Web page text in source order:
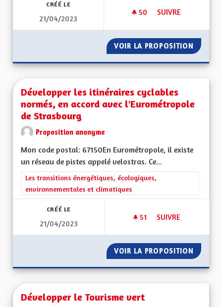
CRÉÉ LE
21/04/2023
50 50 ABONNÉS
SUIVRE
VOIR LA PROPOSITION
Développer les itinéraires cyclables
normés, en accord avec l'Eurométropole
de Strasbourg
Proposition anonyme
Mon code postal: 67150En Eurométropole, il existe
un réseau de pistes appelé velostras. Ce...
Filtrer les résultats de la catégorie : Les transitions
Les transitions énergétiques, écologiques,
environnementales et climatiques
CRÉÉ LE
21/04/2023
51 51 ABONNÉS
SUIVRE
VOIR LA PROPOSITION
Développer le Tourisme vert